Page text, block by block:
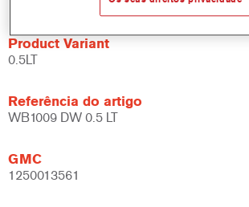
Product Variant
0.5LT
Referência do artigo
WB1009 DW 0.5 LT
GMC
1250013561